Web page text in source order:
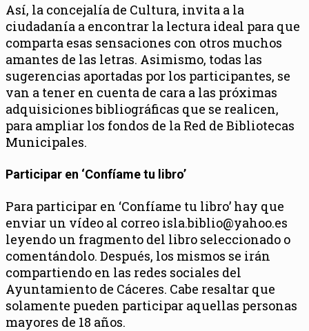
Así, la concejalía de Cultura, invita a la
ciudadanía a encontrar la lectura ideal para que
comparta esas sensaciones con otros muchos
amantes de las letras. Asimismo, todas las
sugerencias aportadas por los participantes, se
van a tener en cuenta de cara a las próximas
adquisiciones bibliográficas que se realicen,
para ampliar los fondos de la Red de Bibliotecas
Municipales.
Participar en ‘Confíame tu libro’
Para participar en ‘Confíame tu libro’ hay que
enviar un vídeo al correo isla.biblio@yahoo.es
leyendo un fragmento del libro seleccionado o
comentándolo. Después, los mismos se irán
compartiendo en las redes sociales del
Ayuntamiento de Cáceres. Cabe resaltar que
solamente pueden participar aquellas personas
mayores de 18 años.